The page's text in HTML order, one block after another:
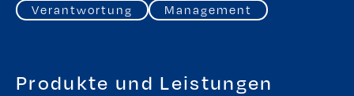
Verantwortung
Management
Produkte und Leistungen